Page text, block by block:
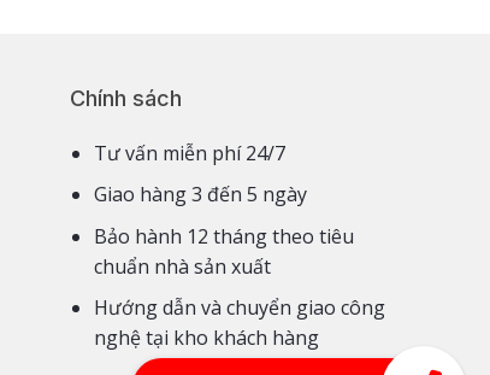
Chính sách
Tư vấn miễn phí 24/7
Giao hàng 3 đến 5 ngày
Bảo hành 12 tháng theo tiêu
chuẩn nhà sản xuất
Hướng dẫn và chuyển giao công
nghệ tại kho khách hàng